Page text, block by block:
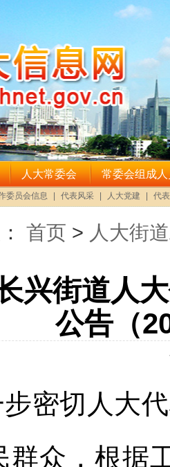
首页 > 人大街
兴街道人
公告（
密切人大
群众，根据